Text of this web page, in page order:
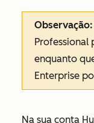
Observação:
Professional
enquanto
Enterprise
Na sua conta